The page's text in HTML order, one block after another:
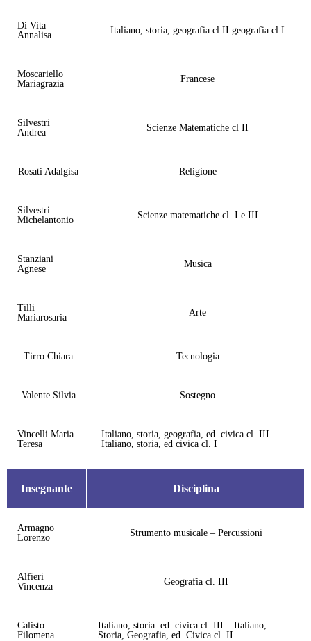
Di Vita
Annalisa
Italiano, storia, geografia cl II geografia cl I
Moscariello
Mariagrazia
Francese
Silvestri
Andrea
Scienze Matematiche cl II
Rosati Adalgisa Religione
Silvestri
Michelantonio
Scienze matematiche cl. I e III
Stanziani
Agnese
Musica
Tilli
Mariarosaria
Arte
Tirro Chiara Tecnologia
Valente Silvia Sostegno
Vincelli Maria
Teresa
Italiano, storia, geografia, ed. civica cl. III
Italiano, storia, ed civica cl. I
Insegnante Disciplina
Armagno
Lorenzo
Strumento musicale – Percussioni
Alfieri
Vincenza
Geografia cl. III
Calisto
Filomena
Italiano, storia. ed. civica cl. III – Italiano,
Storia, Geografia, ed. Civica cl. II